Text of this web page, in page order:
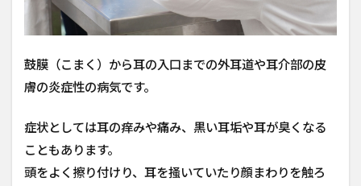
虫
2.3
ルギ
ー
感染
症
3
鼓膜（こまく）から耳の入口までの外耳道や耳介部の皮
膚の炎症性の病気です。
症状としては耳の痒みや痛み、黒い耳垢や耳が臭くなる
こともあります。
頭をよく擦り付けり、耳を掻いていたり顔まわりを触ろ